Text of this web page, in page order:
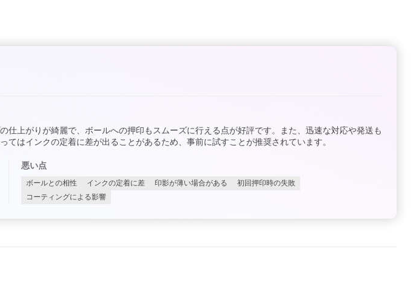
上がりが綺麗で、ボールへの押印もスムーズに行える点が好評です。また、迅速な対応や発送も
はインクの定着に差が出ることがあるため、事前に試すことが推奨されています。
悪い点
ボールとの相性 インクの定着に差 印影が薄い場合がある
初回押印時の失敗
コーティングによる影響